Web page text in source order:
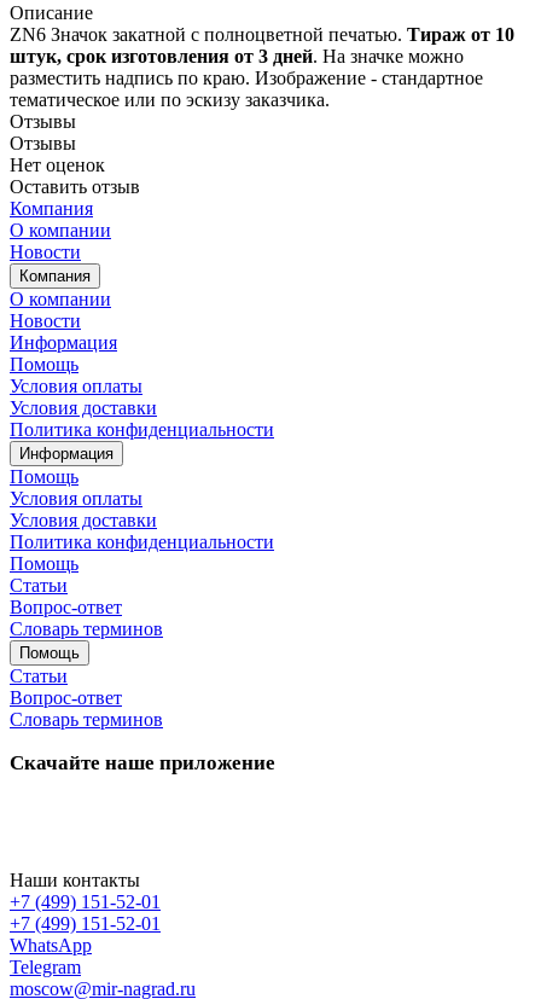
Описание
ZN6 Значок закатной с полноцветной печатью. Тираж от 10
штук, срок изготовления от 3 дней. На значке можно
разместить надпись по краю. Изображение - стандартное
тематическое или по эскизу заказчика.
Отзывы
Отзывы
Нет оценок
Оставить отзыв
Компания
О компании
Новости
Компания
О компании
Новости
Информация
Помощь
Условия оплаты
Условия доставки
Политика конфиденциальности
Информация
Помощь
Условия оплаты
Условия доставки
Политика конфиденциальности
Помощь
Статьи
Вопрос-ответ
Словарь терминов
Помощь
Статьи
Вопрос-ответ
Словарь терминов
Скачайте наше приложение
Наши контакты
+7 (499) 151-52-01
+7 (499) 151-52-01
WhatsApp
Telegram
moscow@mir-nagrad.ru